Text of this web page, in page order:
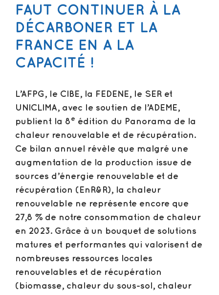
FAUT CONTINUER À LA
DÉCARBONER ET LA
FRANCE EN A LA
CAPACITÉ !
L’AFPG, le CIBE, la FEDENE, le SER et
UNICLIMA, avec le soutien de l’ADEME,
publient la 8 e édition du Panorama de la
chaleur renouvelable et de récupération.
Ce bilan annuel révèle que malgré une
augmentation de la production issue de
sources d’énergie renouvelable et de
récupération (EnR&R), la chaleur
renouvelable ne représente encore que
27,8 % de notre consommation de chaleur
en 2023. Grâce à un bouquet de solutions
matures et performantes qui valorisent de
nombreuses ressources locales
renouvelables et de récupération
(biomasse, chaleur du sous-sol, chaleur